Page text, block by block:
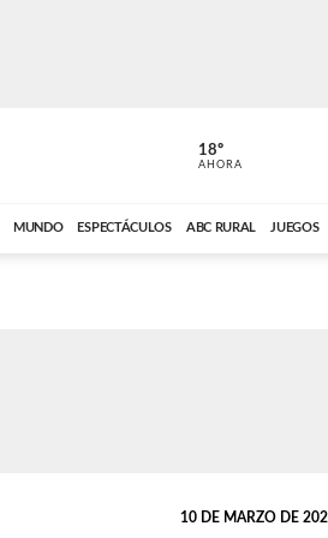
ABC CARDINAL
18º
AHORA
MUNDO ESPECTÁCULOS ABC RURAL JUEGOS
10 DE MARZO DE